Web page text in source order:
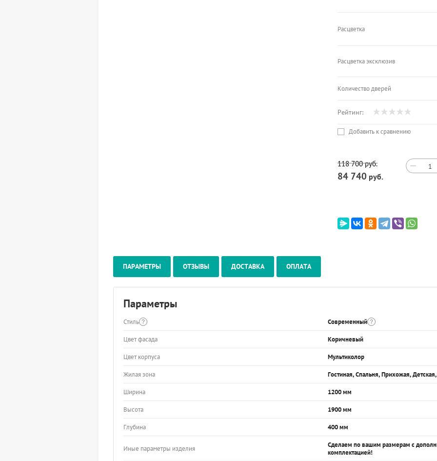
Расцветка
Расцветка эксклюзив
Количество дверей
Рейтинг:
Добавить к сравнению
118 700руб.
84 740 руб.
−
ПАРАМЕТРЫ ОТЗЫВЫ ДОСТАВКА ОПЛАТА
Параметры
Стиль Современный
Цвет фасада Коричневый
Цвет корпуса Мультиколор
Жилая зона Гостиная, Спальня, Прихожая,
Ширина 1200 мм
Высота 1900 мм
Глубина 400 мм
Иные параметры изделия
Сделаем по вашим размерам с
комплектацией!